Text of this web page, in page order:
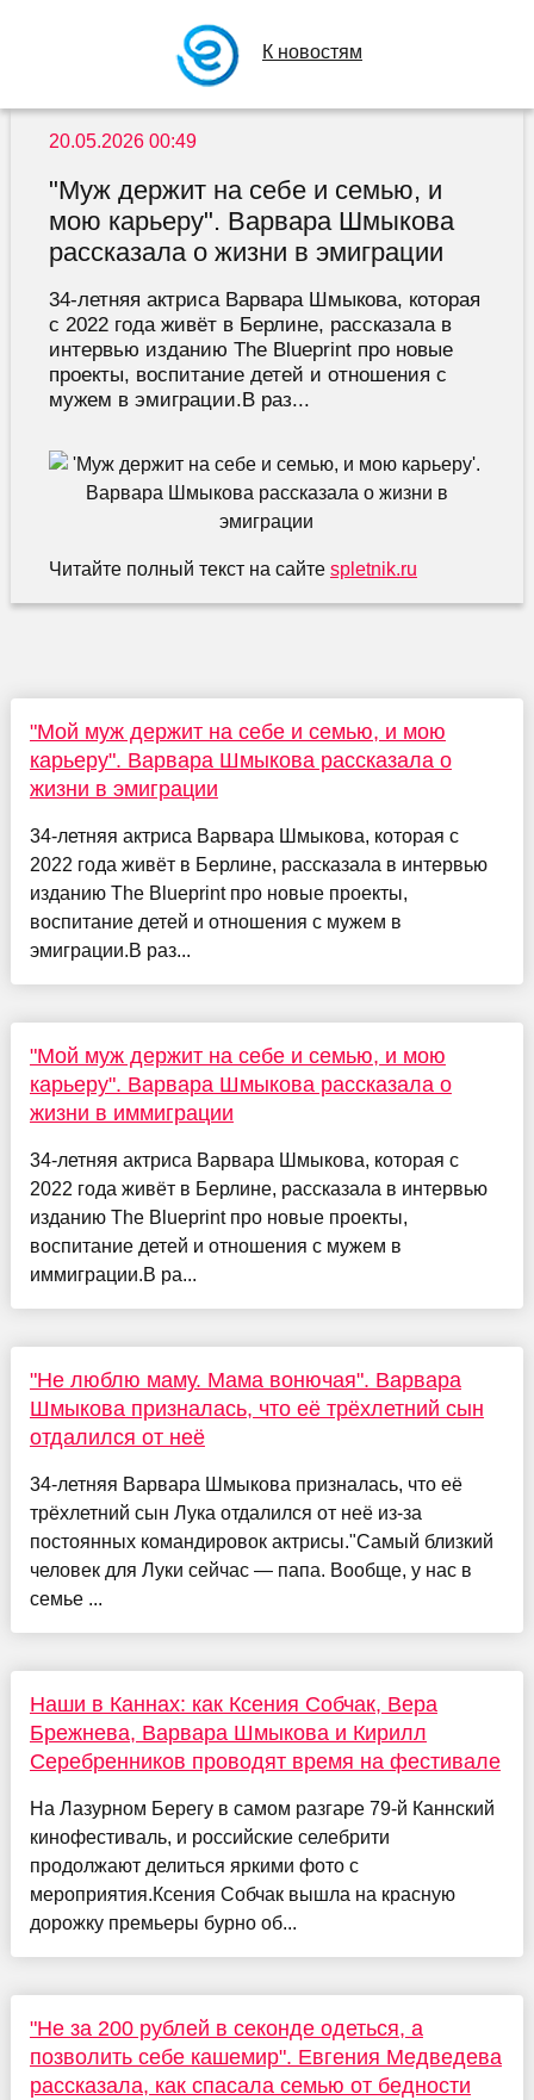
К новостям
20.05.2026 00:49
"Муж держит на себе и семью, и
мою карьеру". Варвара Шмыкова
рассказала о жизни в эмиграции
34-летняя актриса Варвара Шмыкова, которая
с 2022 года живёт в Берлине, рассказала в
интервью изданию The Blueprint про новые
проекты, воспитание детей и отношения с
мужем в эмиграции.В раз...
Читайте полный текст на сайте spletnik.ru
"Мой муж держит на себе и семью, и мою
карьеру". Варвара Шмыкова рассказала о
жизни в эмиграции
34-летняя актриса Варвара Шмыкова, которая с
2022 года живёт в Берлине, рассказала в интервью
изданию The Blueprint про новые проекты,
воспитание детей и отношения с мужем в
эмиграции.В раз...
"Мой муж держит на себе и семью, и мою
карьеру". Варвара Шмыкова рассказала о
жизни в иммиграции
34-летняя актриса Варвара Шмыкова, которая с
2022 года живёт в Берлине, рассказала в интервью
изданию The Blueprint про новые проекты,
воспитание детей и отношения с мужем в
иммиграции.В ра...
"Не люблю маму. Мама вонючая". Варвара
Шмыкова призналась, что её трёхлетний сын
отдалился от неё
34-летняя Варвара Шмыкова призналась, что её
трёхлетний сын Лука отдалился от неё из-за
постоянных командировок актрисы."Самый близкий
человек для Луки сейчас — папа. Вообще, у нас в
семье ...
Наши в Каннах: как Ксения Собчак, Вера
Брежнева, Варвара Шмыкова и Кирилл
Серебренников проводят время на фестивале
На Лазурном Берегу в самом разгаре 79-й Каннский
кинофестиваль, и российские селебрити
продолжают делиться яркими фото с
мероприятия.Ксения Собчак вышла на красную
дорожку премьеры бурно об...
"Не за 200 рублей в секонде одеться, а
позволить себе кашемир". Евгения Медведева
рассказала, как спасала семью от бедности